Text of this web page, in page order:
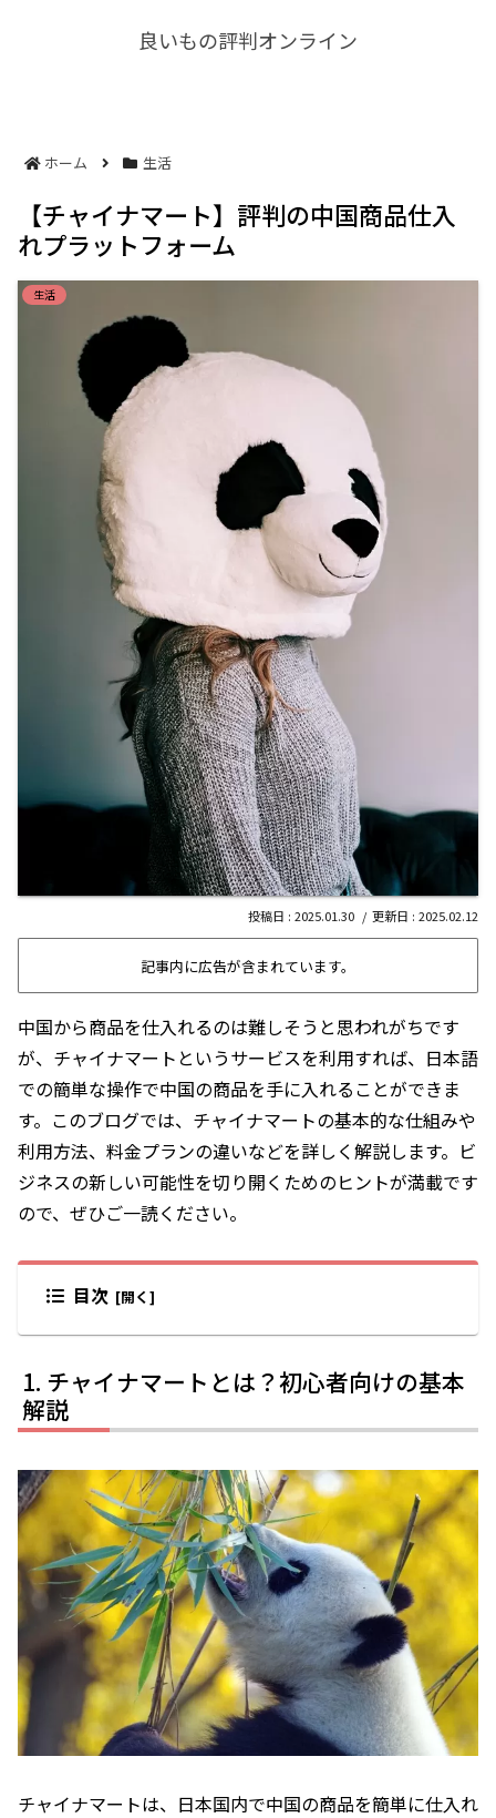
良いもの評判オンライン
ホーム 生活
【チャイナマート】評判の中国商品仕入
れプラットフォーム
生活
2025.01.30 2025.02.12
記事内に広告が含まれています。
中国から商品を仕入れるのは難しそうと思われがちです
が、チャイナマートというサービスを利用すれば、日本語
での簡単な操作で中国の商品を手に入れることができま
す。このブログでは、チャイナマートの基本的な仕組みや
利用方法、料金プランの違いなどを詳しく解説します。ビ
ジネスの新しい可能性を切り開くためのヒントが満載です
ので、ぜひご一読ください。
目次
チャイナマートとは？初心者向けの基本
解説
チャイナマートは、日本国内で中国の商品を簡単に仕入れ